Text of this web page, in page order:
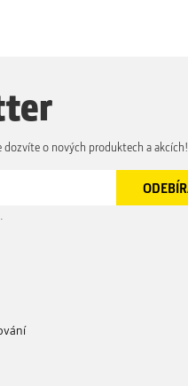
dozvíte o nových produktech a akcích!